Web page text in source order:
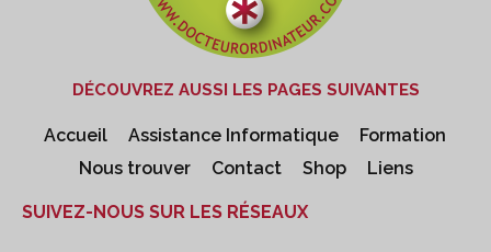
DÉCOUVREZ AUSSI LES PAGES SUIVANTES
Accueil Assistance Informatique
Formation
Nous trouver
Contact Shop Liens
SUIVEZ-NOUS SUR LES RÉSEAUX